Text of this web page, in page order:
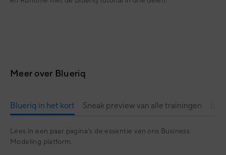
Meer over Blueriq
Blueriq in het kort Sneak preview van alle trainingen
Lees in een paar pagina's de essentie van ons Business
Modeling platform.